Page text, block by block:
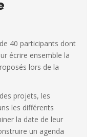
40 participants dont
écrire ensemble la
lors de la
projets, les
les différents
la date de leur
un agenda